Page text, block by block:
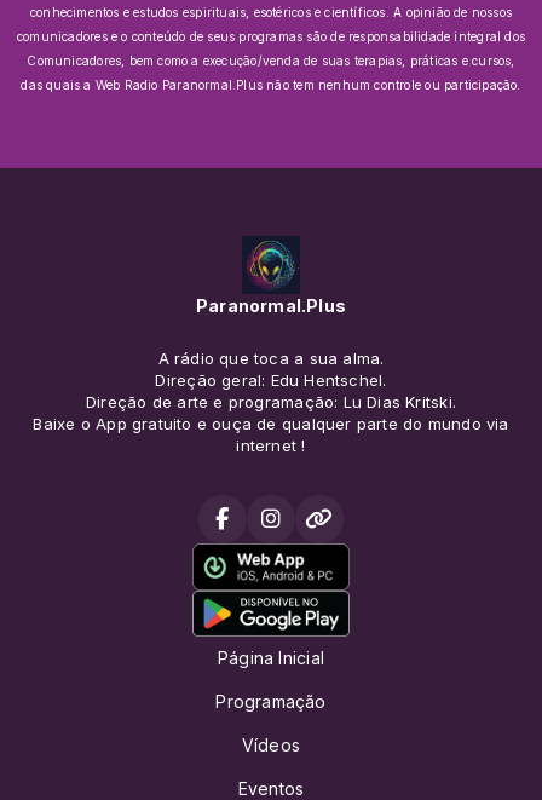
conhecimentos e estudos espirituais, esotéricos e científicos.A opinião de nossos
comunicadores e o conteúdo de seus programas são de responsabilidade integral dos
Comunicadores, bem como a execução/venda de suas terapias, práticas e cursos,
das quais a Web Radio Paranormal.Plus não tem nenhum controle ou participação.
Paranormal.Plus
A rádio que toca a sua alma.
Direção geral: Edu Hentschel.
Direção de arte e programação: Lu Dias Kritski.
Baixe o App gratuito e ouça de qualquer parte do mundo via
internet !
Página Inicial
Programação
Vídeos
Eventos